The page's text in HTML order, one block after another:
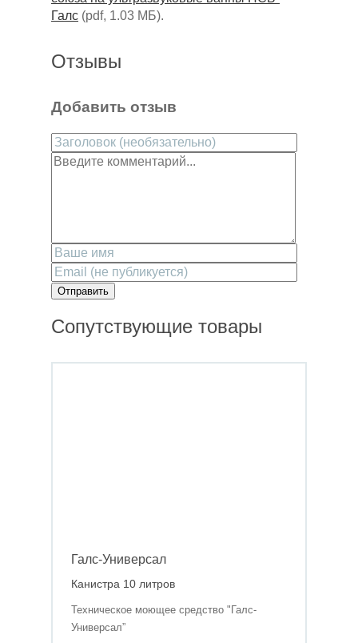
Галс (pdf, 1.03 MБ).
Отзывы
Добавить отзыв
Отправить
Сопутствующие товары
Галс-Универсал
Канистра 10 литров
Техническое моющее средство "Галс-
Универсал”